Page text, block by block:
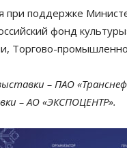
при поддержке
фонд
Торгово-
– ПАО
– АО «ЭКСПОЦЕНТР».